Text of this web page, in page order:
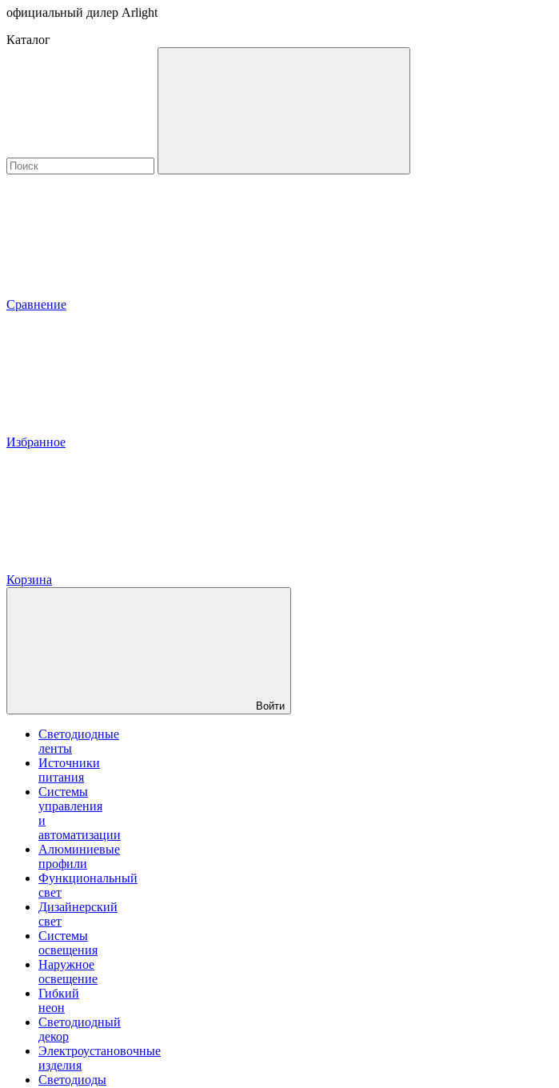
официальный дилер Arlight
Каталог
Сравнение
Избранное
Корзина
Войти
Светодиодные
ленты
Источники
питания
Системы
управления
и
автоматизации
Алюминиевые
профили
Функциональный
свет
Дизайнерский
свет
Системы
освещения
Наружное
освещение
Гибкий
неон
Светодиодный
декор
Электроустановочные
изделия
Светодиоды